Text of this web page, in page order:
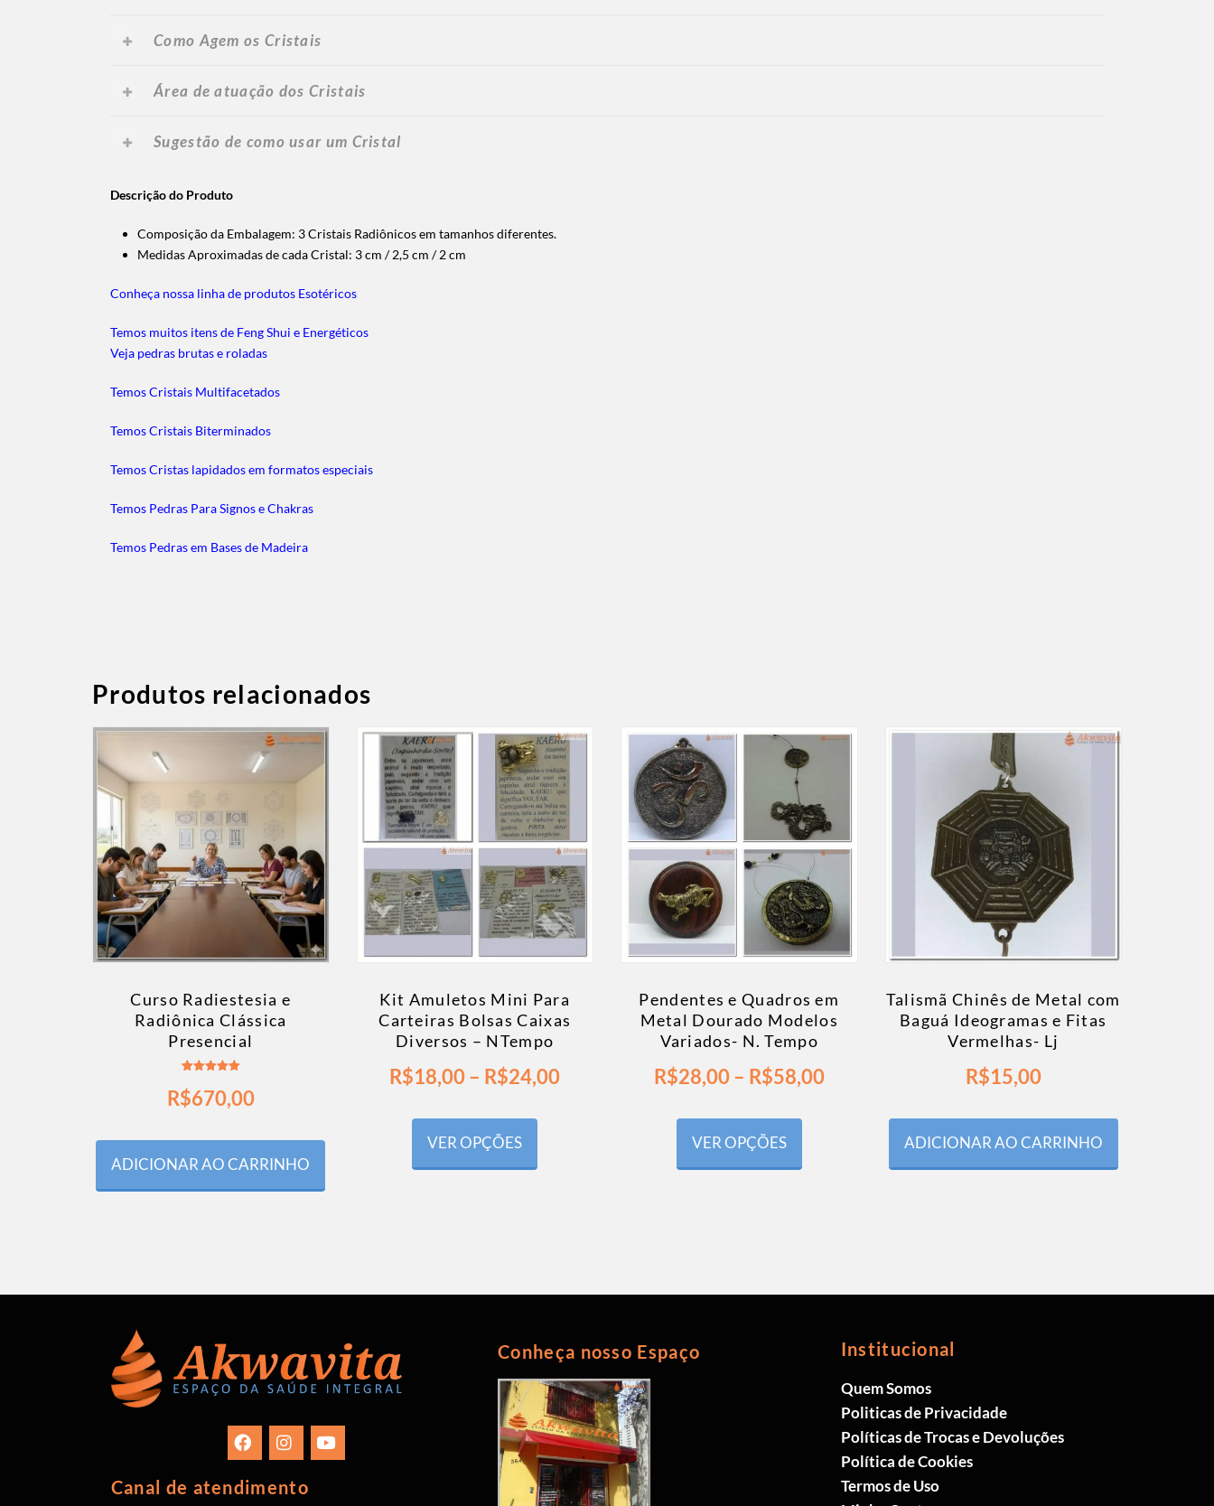
Como Agem os Cristais
Área de atuação dos Cristais
Sugestão de como usar um Cristal
Descrição do Produto
Composição da Embalagem: 3 Cristais Radiônicos em tamanhos diferentes.
Medidas Aproximadas de cada Cristal: 3 cm / 2,5 cm / 2 cm
Conheça nossa linha de produtos Esotéricos
Temos muitos itens de Feng Shui e Energéticos
Veja pedras brutas e roladas
Temos Cristais Multifacetados
Temos Cristais Biterminados
Temos Cristas lapidados em formatos especiais
Temos Pedras Para Signos e Chakras
Temos Pedras em Bases de Madeira
Produtos relacionados
Curso Radiestesia e
Radiônica Clássica
Presencial
5.00
de 5
R$670,00
ADICIONAR AO CARRINHO
Kit Amuletos Mini Para
Carteiras Bolsas Caixas
Diversos – NTempo
R$18,00– R$24,00
VER OPÇÕES
Pendentes e Quadros em
Metal Dourado Modelos
Variados- N. Tempo
R$28,00– R$58,00
VER OPÇÕES
Talismã Chinês de Metal com
Baguá Ideogramas e Fitas
Vermelhas- Lj
R$15,00
ADICIONAR AO CARRINHO
Canal de atendimento
Conheça nosso Espaço Institucional
Quem Somos
Politicas de Privacidade
Políticas de Trocas e Devoluções
Política de Cookies
Termos de Uso